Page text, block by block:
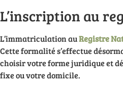
L’inscription au
L’immatriculation auRegistre
Cette formalité s’effectue
choisir votre forme juridique et
fixe ou votre domicile.